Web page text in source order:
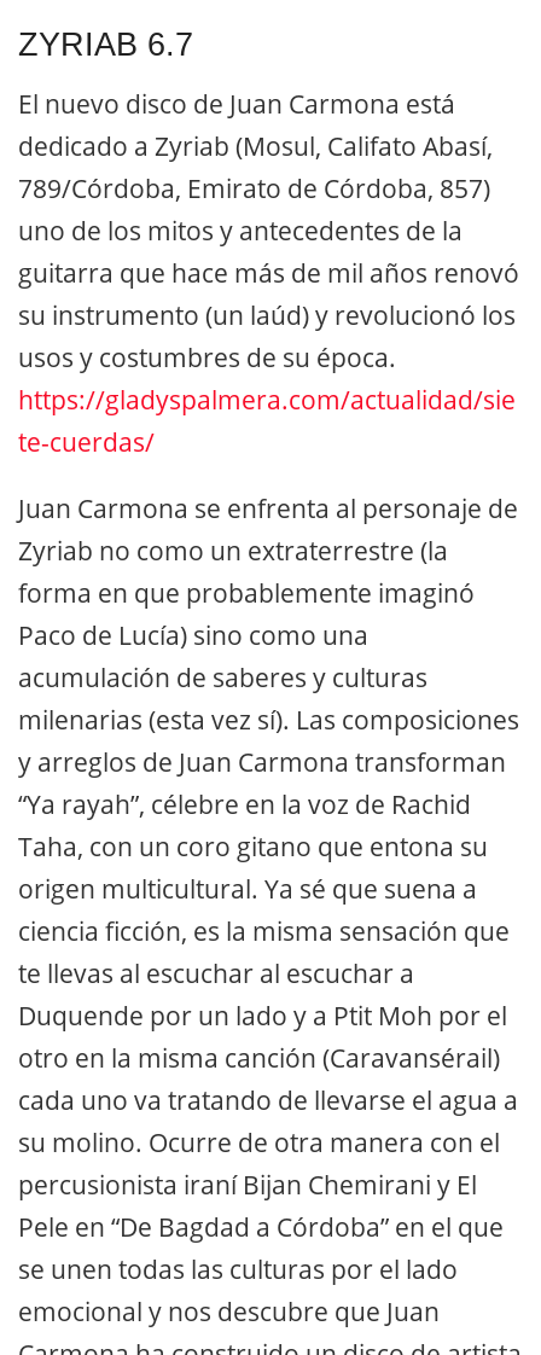
ZYRIAB 6.7
El nuevo disco de Juan Carmona está
dedicado a Zyriab (Mosul, Califato Abasí,
789/Córdoba, Emirato de Córdoba, 857)
uno de los mitos y antecedentes de la
guitarra que hace más de mil años renovó
su instrumento (un laúd) y revolucionó los
usos y costumbres de su época.
https://gladyspalmera.com/actualidad/sie
te-cuerdas/
Juan Carmona se enfrenta al personaje de
Zyriab no como un extraterrestre (la
forma en que probablemente imaginó
Paco de Lucía) sino como una
acumulación de saberes y culturas
milenarias (esta vez sí). Las composiciones
y arreglos de Juan Carmona transforman
“Ya rayah”, célebre en la voz de Rachid
Taha, con un coro gitano que entona su
origen multicultural. Ya sé que suena a
ciencia ficción, es la misma sensación que
te llevas al escuchar al escuchar a
Duquende por un lado y a Ptit Moh por el
otro en la misma canción (Caravansérail)
cada uno va tratando de llevarse el agua a
su molino. Ocurre de otra manera con el
percusionista iraní Bijan Chemirani y El
Pele en “De Bagdad a Córdoba” en el que
se unen todas las culturas por el lado
emocional y nos descubre que Juan